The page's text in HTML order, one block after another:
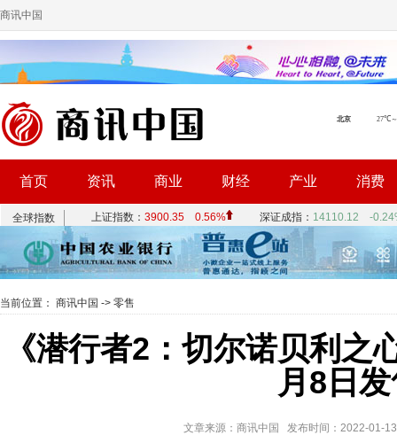
商讯中国
首页 资讯 商业 财经 产业 消费
当前位置： 商讯中国 -> 零售
《潜行者2：切尔诺贝利之
月8日
文章来源：商讯中国 发布时间：2022-01-